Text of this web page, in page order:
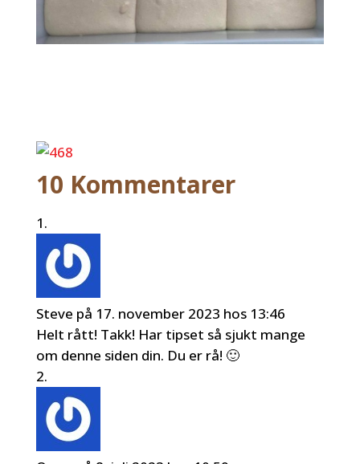
10 Kommentarer
Steve på 17. november 2023 hos 13:46
Helt rått! Takk! Har tipset så sjukt mange
om denne siden din. Du er rå! 🙂